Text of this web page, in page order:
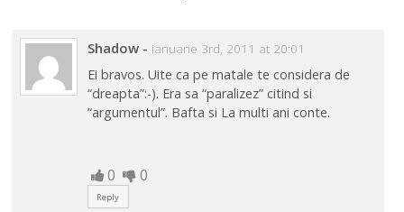
Shadow - ianuarie 3rd, 2011 at 20:01
Ei bravos. Uite ca pe matale te considera de
“dreapta”:-). Era sa “paralizez” citind si
“argumentul”. Bafta si La multi ani conte.
0 0
Reply